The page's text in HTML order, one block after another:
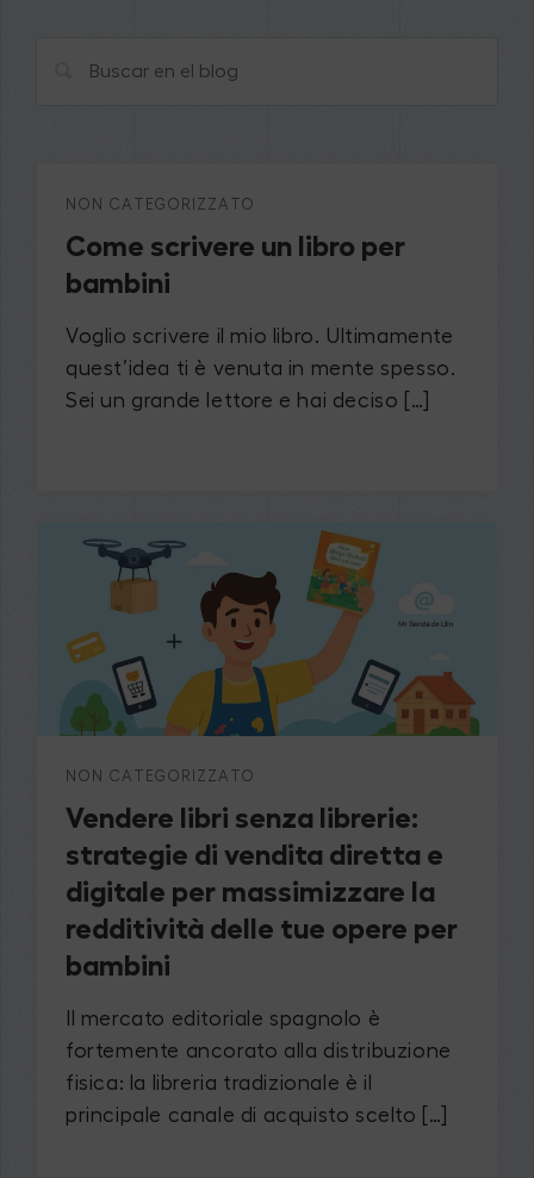
NON CATEGORIZZATO
Come scrivere un libro per
bambini
Voglio scrivere il mio libro. Ultimamente
quest’idea ti è venuta in mente spesso.
Sei un grande lettore e hai deciso […]
NON CATEGORIZZATO
Vendere libri senza librerie:
strategie di vendita diretta e
digitale per massimizzare la
redditività delle tue opere per
bambini
Il mercato editoriale spagnolo è
fortemente ancorato alla distribuzione
fisica: la libreria tradizionale è il
principale canale di acquisto scelto […]